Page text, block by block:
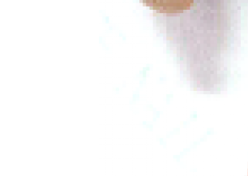
よくあるご
ご利用の流れ